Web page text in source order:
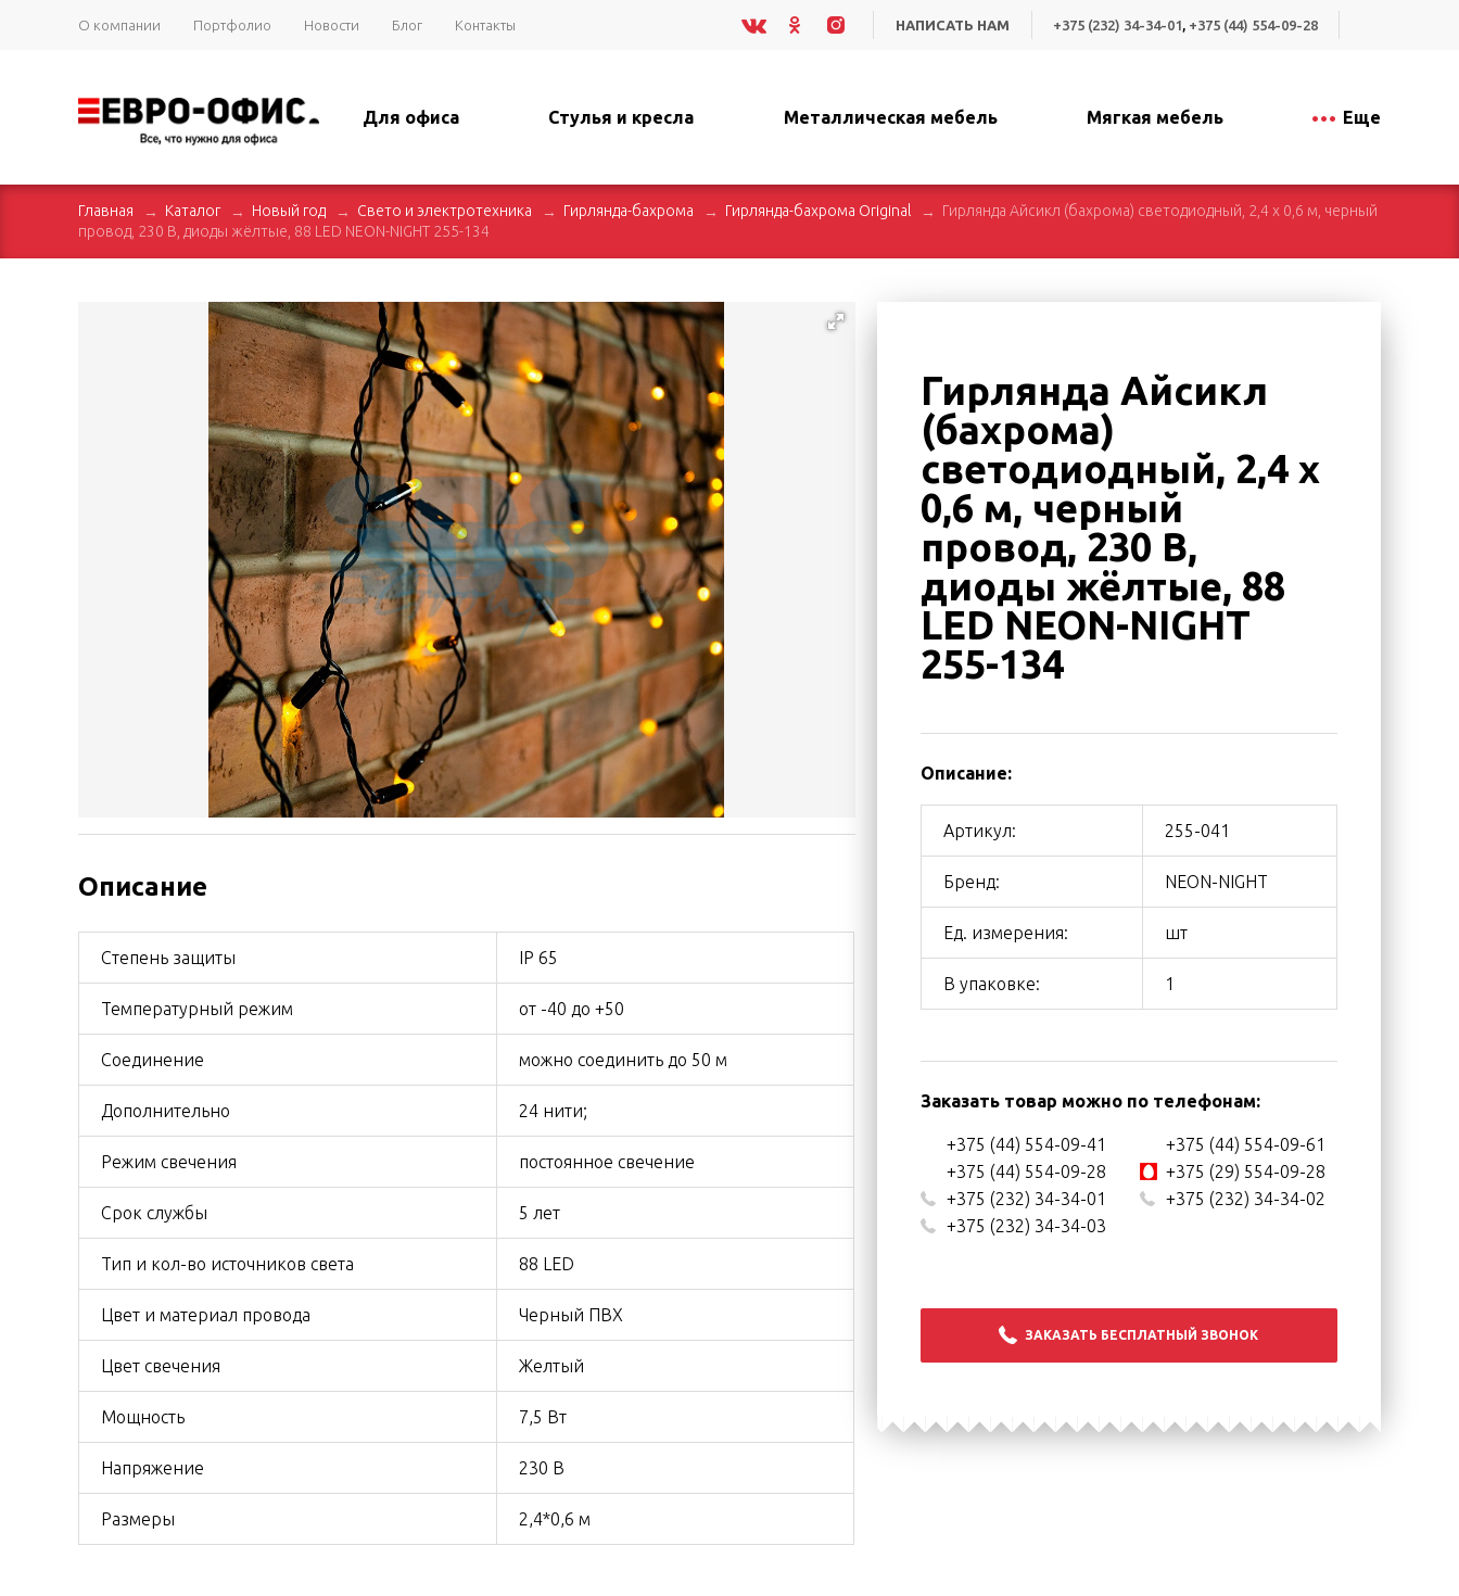
О компании Портфолио Новости Блог Контакты НАПИСАТЬ НАМ +375 (232) 34-34-01, +375 (44) 554-09-28
Для офиса Стулья и кресла Металлическая мебель Мягкая мебель Еще
Главная Каталог Новый год Свето и электротехника Гирлянда-бахрома Гирлянда-бахрома Original
Гирлянда Айсикл (бахрома) светодиодный, 2,4 х 0,6 м, черный
провод, 230 В, диоды жёлтые, 88 LED NEON-NIGHT 255-134
Описание
Степень защиты IP 65
Температурный режим от -40 до +50
Соединение можно соединить до 50 м
Дополнительно 24 нити;
Режим свечения постоянное свечение
Срок службы 5 лет
Тип и кол-во источников света 88 LED
Цвет и материал провода Черный ПВХ
Цвет свечения Желтый
Мощность 7,5 Вт
Напряжение 230 В
Размеры 2,4*0,6 м
Гирлянда Айсикл
(бахрома)
светодиодный, 2,4 х
0,6 м, черный
провод, 230 В,
диоды жёлтые, 88
LED NEON-NIGHT
255-134
Описание:
Артикул: 255-041
Бренд: NEON-NIGHT
Ед. измерения: шт
В упаковке: 1
Заказать товар можно по телефонам:
+375 (44) 554-09-41
+375 (44) 554-09-61
+375 (44) 554-09-28
+375 (29) 554-09-28
+375 (232) 34-34-01
+375 (232) 34-34-02
+375 (232) 34-34-03
ЗАКАЗАТЬ БЕСПЛАТНЫЙ ЗВОНОК